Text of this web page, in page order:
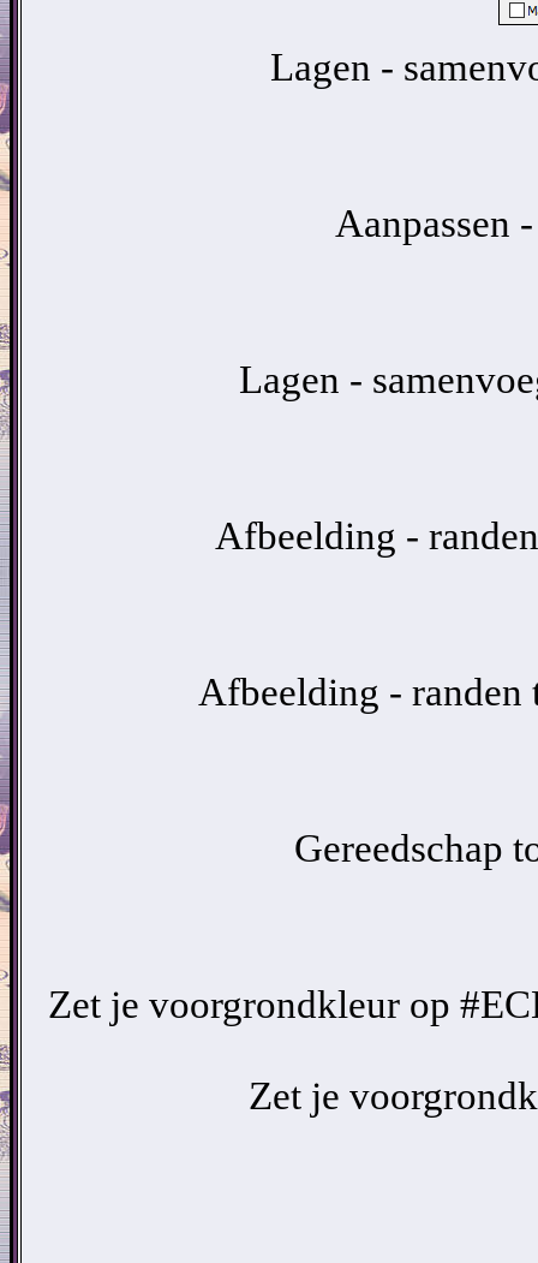
Lagen -
Aanpassen
Lagen -
Afbeelding -
Afbeelding - randen
Gereedschap
Zet je voorgrondkleur op
Zet je